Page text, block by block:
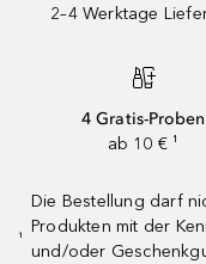
2–4 Werktage
4 Gratis-Proben
ab 10 € ¹
¹
Die Bestellung darf
Produkten mit der
und/oder